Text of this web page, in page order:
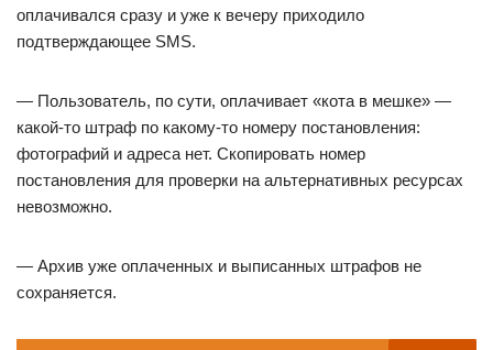
оплачивался сразу и уже к вечеру приходило
подтверждающее SMS.
— Пользователь, по сути, оплачивает «кота в мешке» —
какой-то штраф по какому-то номеру постановления:
фотографий и адреса нет. Скопировать номер
постановления для проверки на альтернативных ресурсах
невозможно.
— Архив уже оплаченных и выписанных штрафов не
сохраняется.